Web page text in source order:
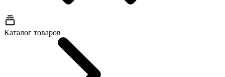
Каталог товаров